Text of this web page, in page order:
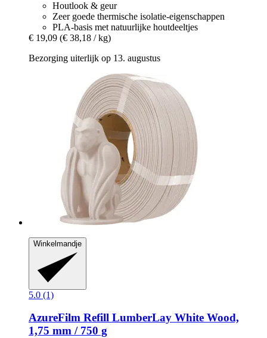
Houtlook & geur
Zeer goede thermische isolatie-eigenschappen
PLA-basis met natuurlijke houtdeeltjes
€ 19,09 (€ 38,18 / kg)
Bezorging uiterlijk op 13. augustus
Winkelmandje
5.0 (1)
AzureFilm Refill LumberLay White Wood,
1,75 mm / 750 g